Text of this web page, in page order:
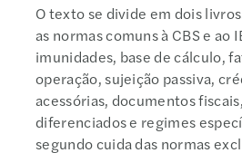
O texto se divide em dois
as normas comuns à CBS e ao
imunidades, base de cálculo,
operação, sujeição passiva,
acessórias, documentos
diferenciados e regimes
segundo cuida das normas